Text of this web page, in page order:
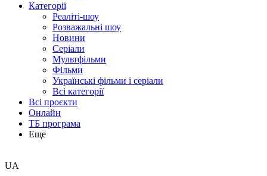
Категорії
Реаліті-шоу
Розважальні шоу
Новини
Серіали
Мультфільми
Фільми
Українські фільми і серіали
Всі категорії
Всі проєкти
Онлайн
ТБ програма
Еще
UA